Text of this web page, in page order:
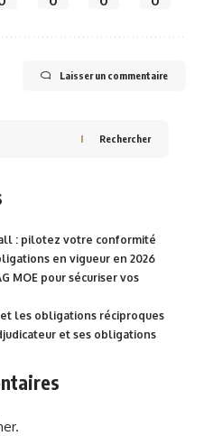
Laisser un commentaire
Rechercher
: pilotez votre conformité
en vigueur en 2026
MOE pour sécuriser vos
les obligations réciproques
et ses obligations